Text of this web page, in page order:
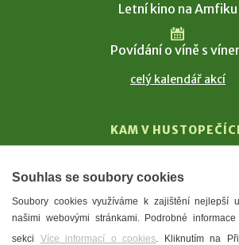
Letní kino na Amfiku
Povídání o víně s
celý kalendář akcí
KAM V
T. G. Masaryk
Mandloně
Ubytování
Souhlas se soubory cookies
Soubory cookies využíváme k zajištění nejlepší
našimi webovými stránkami. Podrobné
sekci Více informací o cookies. Kliknutím na